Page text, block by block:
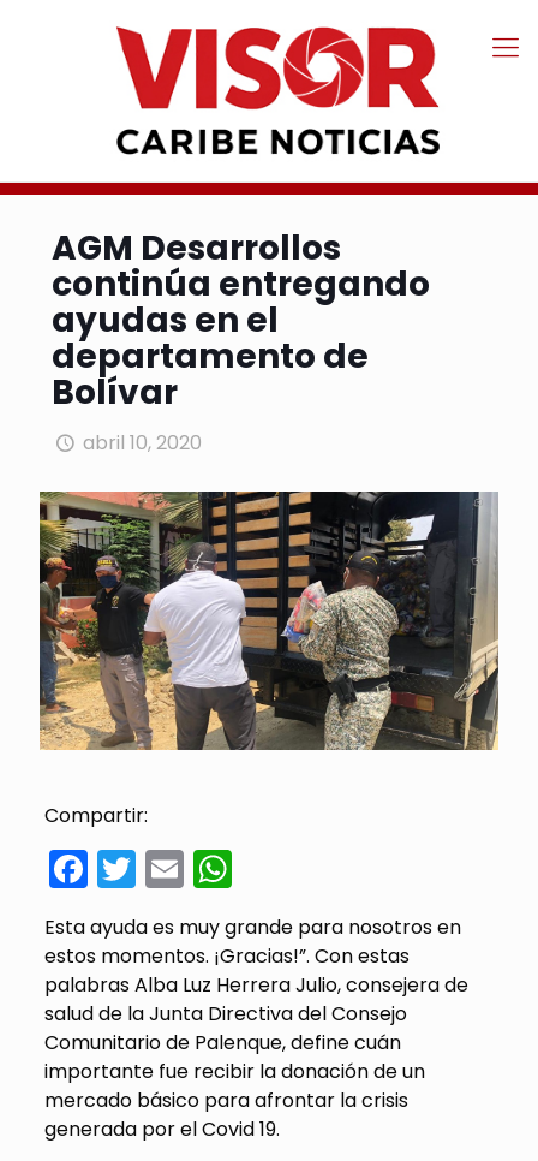
AGM Desarrollos
continúa entregando
ayudas en el
departamento de
Bolívar
abril 10, 2020
Compartir:
Facebook
Twitter
EmailWhatsApp
Esta ayuda es muy grande para nosotros en
estos momentos. ¡Gracias!”. Con estas
palabras Alba Luz Herrera Julio, consejera de
salud de la Junta Directiva del Consejo
Comunitario de Palenque, define cuán
importante fue recibir la donación de un
mercado básico para afrontar la crisis
generada por el Covid 19.